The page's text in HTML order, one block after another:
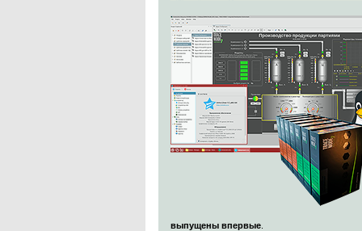
выпущены впервые